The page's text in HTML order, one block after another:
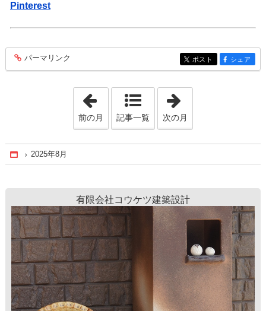
Pinterest
entry493
パーマリンク entry493
ポスト entry493
シェア
「2025年6月」
前の月 記事一覧 次の月
Home
2025年8月
有限会社コウケツ建築設計